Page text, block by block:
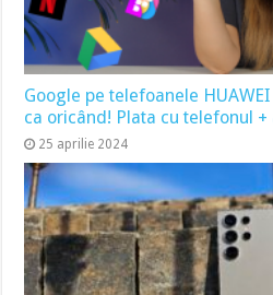
Google pe telefoanele
ca oricând! Plata cu telefonul +
25 aprilie 2024